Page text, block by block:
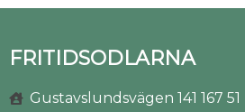
FRITIDSODLARNA
Gustavslundsvägen 141 167